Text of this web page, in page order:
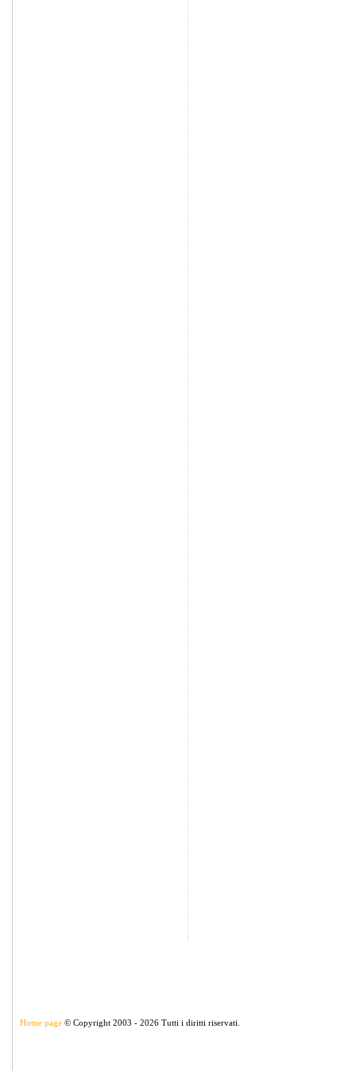
Home page © Copyright 2003 - 2026 Tutti i diritti riservati.